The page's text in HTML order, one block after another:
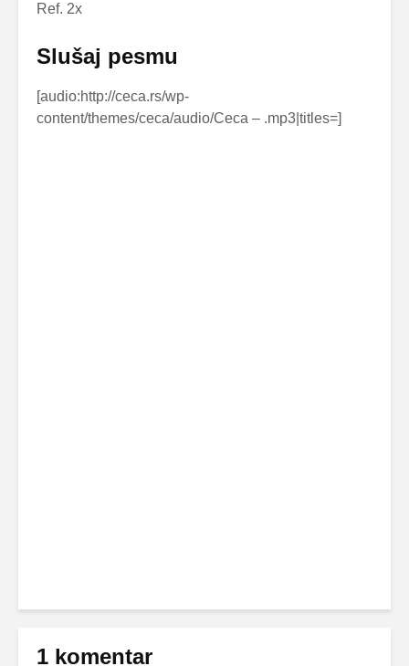
Ref. 2x
Slušaj pesmu
[audio:http://ceca.rs/wp-
content/themes/ceca/audio/Ceca – .mp3|titles=]
1 komentar